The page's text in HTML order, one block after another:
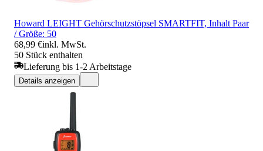
Howard LEIGHT Gehörschutzstöpsel SMARTFIT, Inhalt Paar
/ Größe: 50
68,99 €inkl. MwSt.
50 Stück enthalten
Lieferung bis 1-2 Arbeitstage
Details anzeigen